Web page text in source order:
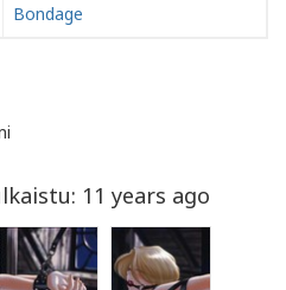
Bondage
11 years ago